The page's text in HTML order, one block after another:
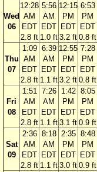
Wed
06
12:28
AM
EDT
2.8 ft
5:56
AM
EDT
1.0 ft
12:15
PM
EDT
3.2 ft
6:53
PM
EDT
0.8 ft
Thu
07
1:09
AM
EDT
2.8 ft
6:39
AM
EDT
1.1 ft
12:55
PM
EDT
3.2 ft
7:28
PM
EDT
0.8 ft
Fri
08
1:51
AM
EDT
2.8 ft
7:26
AM
EDT
1.1 ft
1:42
PM
EDT
3.1 ft
8:05
PM
EDT
0.9 ft
Sat
09
2:36
AM
EDT
2.8 ft
8:18
AM
EDT
1.1 ft
2:35
PM
EDT
3.0 ft
8:48
PM
EDT
0.9 ft